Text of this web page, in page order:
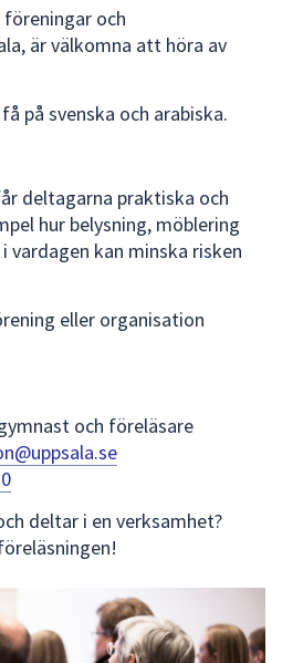
och
är välkomna att höra av
på svenska och arabiska.
deltagarna praktiska och
hur belysning, möblering
vardagen kan minska risken
eller organisation
och föreläsare
deltar i en verksamhet?